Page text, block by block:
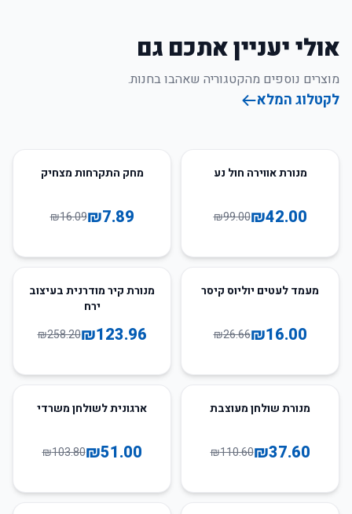
אולי יעניין אתכם גם
מוצרים נוספים מהקטגוריה שאהבו בחנות.
לקטלוג המלא
מנורת אווירה חול נע
₪42.00
₪99.00
51מחק התקרחות מצחיק
₪7.89
₪16.09
40
מעמד לעטים יוליוס קיסר
₪16.00
₪26.66
52%מנורת קיר מודרנית בעיצוב
ירח
₪123.96
₪258.20
66מנורת שולחן מעוצבת
₪37.60
₪110.60
51
ארגונית לשולחן משרדי
₪51.00
₪103.80